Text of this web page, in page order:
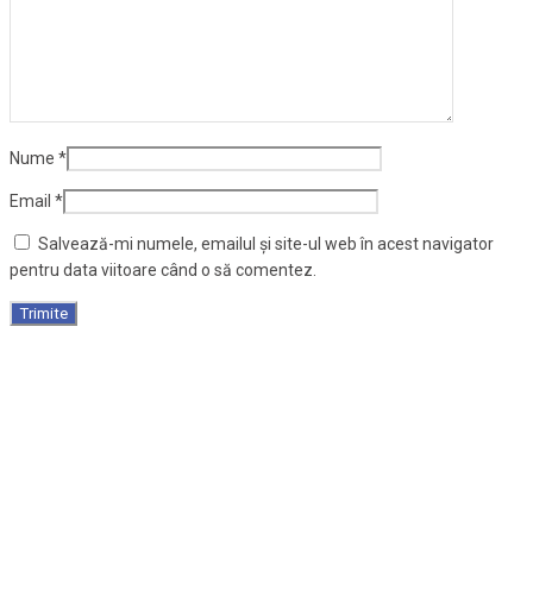
Salvează-mi numele, emailul și site-ul web în acest navigator
pentru data viitoare când o să comentez.